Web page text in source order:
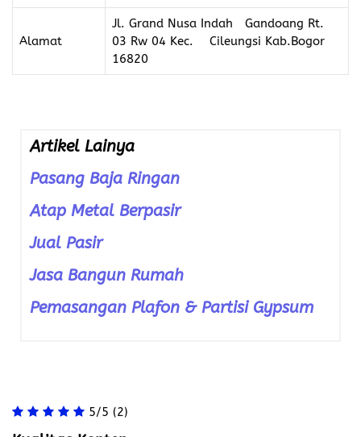
Alamat
Jl. Grand Nusa Indah Gandoang Rt.
03 Rw 04 Kec. Cileungsi Kab.Bogor
16820
Artikel Lainya
Pasang Baja Ringan
Atap Metal Berpasir
Jual Pasir
Jasa Bangun Rumah
Pemasangan Plafon & Partisi Gypsum
5/5 (2)